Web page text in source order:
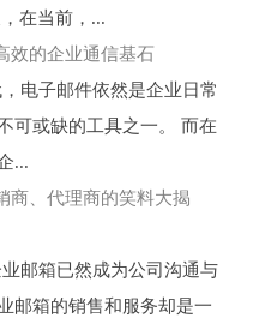
在当前，...
效的企业通信基石
电子邮件依然是企业日常
可或缺的工具之一。 而在
...
商、代理商的笑料大揭
邮箱已然成为公司沟通与
邮箱的销售和服务却是一